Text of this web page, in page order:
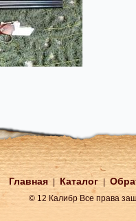
Главная Каталог
© 12 Калибр Все права